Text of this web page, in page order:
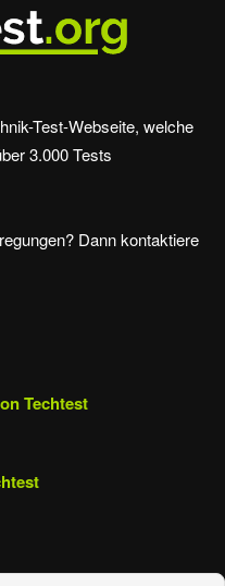
Test-Webseite, welche
3.000 Tests
Dann kontaktiere
Techtest